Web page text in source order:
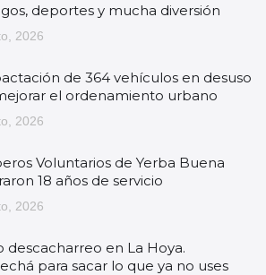
deportes y mucha diversión
2026
de 364 vehículos en desuso
el ordenamiento urbano
2026
Voluntarios de Yerba Buena
18 años de servicio
2026
descacharreo en La Hoya.
para sacar lo que ya no uses